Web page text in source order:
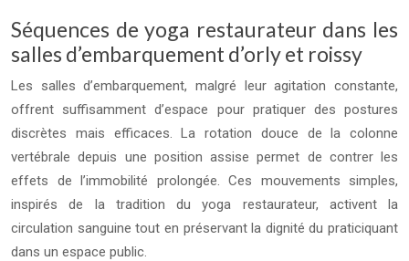
Séquences de yoga restaurateur dans les
salles d’embarquement d’orly et roissy
Les salles d’embarquement, malgré leur agitation constante,
offrent suffisamment d’espace pour pratiquer des postures
discrètes mais efficaces. La rotation douce de la colonne
vertébrale depuis une position assise permet de contrer les
effets de l’immobilité prolongée. Ces mouvements simples,
inspirés de la tradition du yoga restaurateur, activent la
circulation sanguine tout en préservant la dignité du praticiquant
dans un espace public.